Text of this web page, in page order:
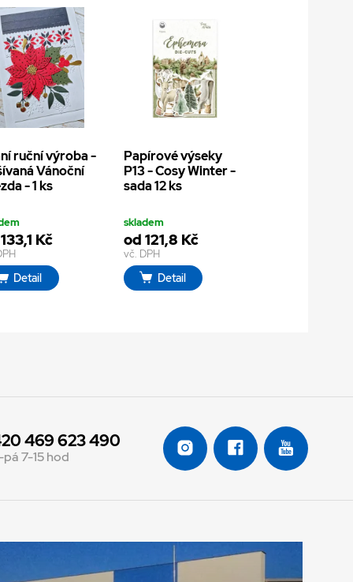
ruční výroba -
Vánoční
- 1 ks
Kč
Detail
Papírové výseky
P13 - Cosy Winter -
sada 12 ks
skladem
od 121,8 Kč
vč. DPH
Detail
469 623 490
7-15 hod